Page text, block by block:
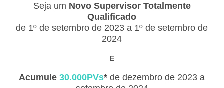
Seja um Novo Supervisor Totalmente
Qualificado
de 1º de setembro de 2023 a 1º de setembro de
2024
E
Acumule 30.000PVs* de dezembro de 2023 a